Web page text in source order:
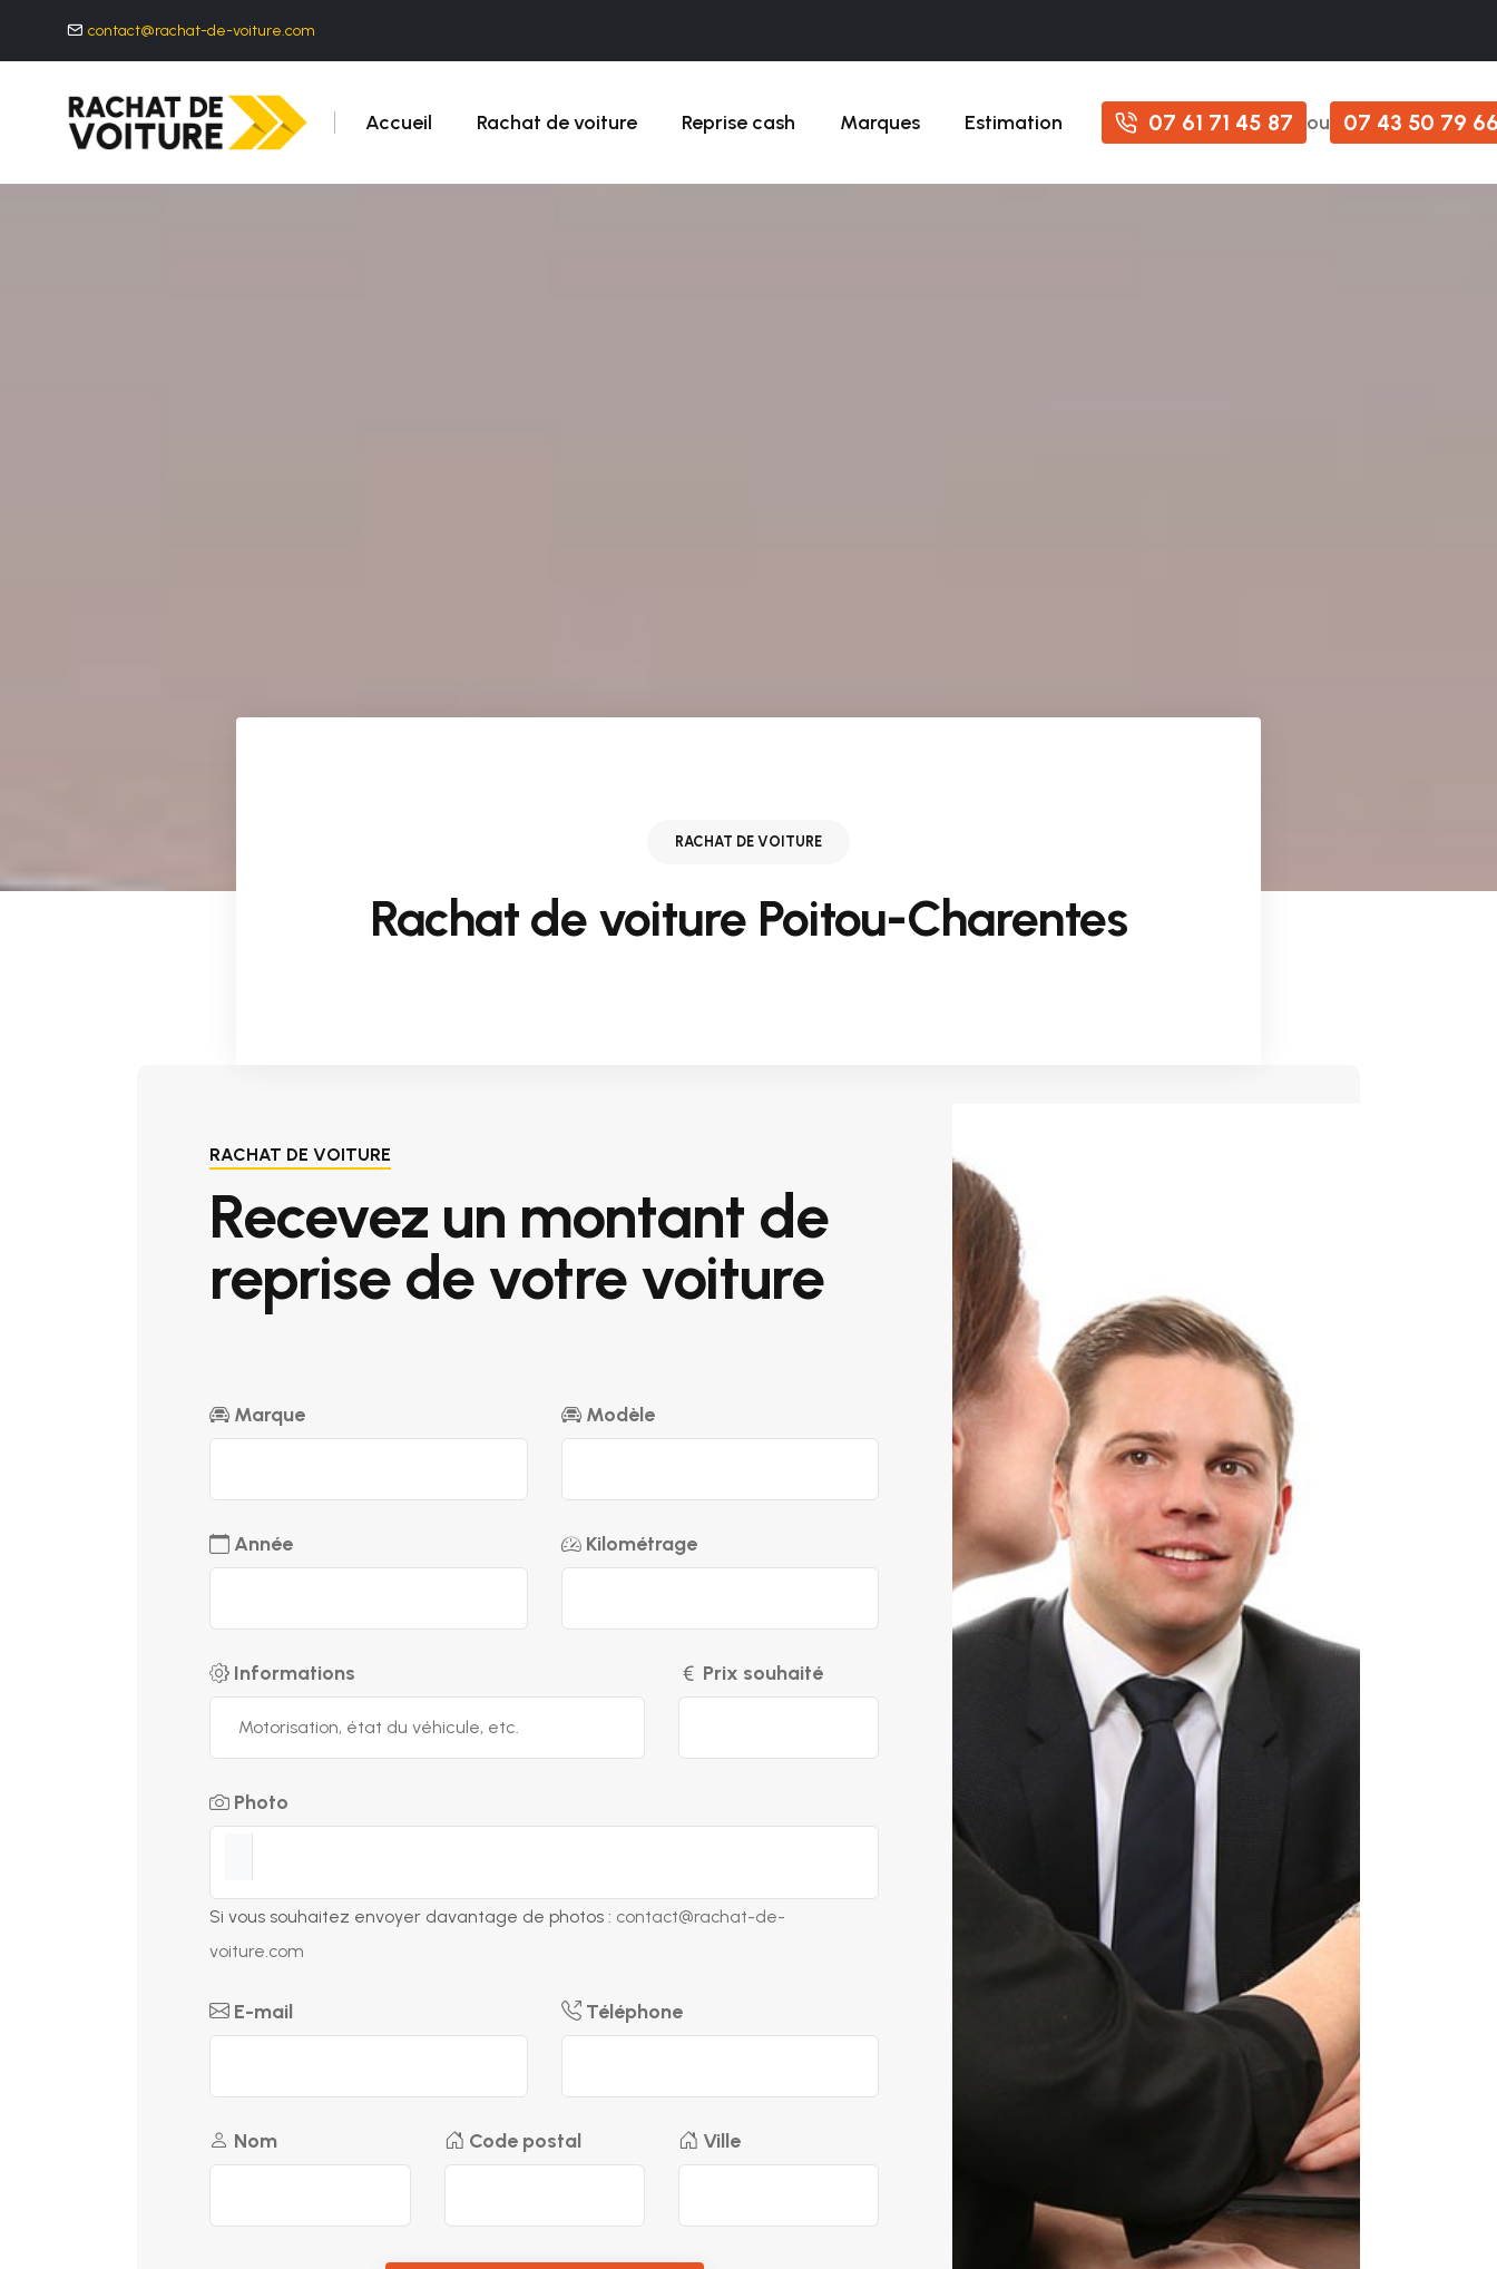
contact@rachat-de-voiture.com
Accueil Rachat de voiture Reprise cash Marques Estimation 07 61 71 45 87 ou 07 43 50 79
RACHAT DE VOITURE
Rachat de voiture Poitou-Charentes
RACHAT DE VOITURE
Recevez un montant de
reprise de votre voiture
Marque Modèle
Année Kilométrage
Informations Prix souhaité
Photo
Si vous souhaitez envoyer davantage de photos : contact@rachat-de-
voiture.com
E-mail Téléphone
Nom Code postal Ville